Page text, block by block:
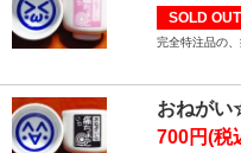
SOLD OUT
完全特注品の、
おねがい
700円(税